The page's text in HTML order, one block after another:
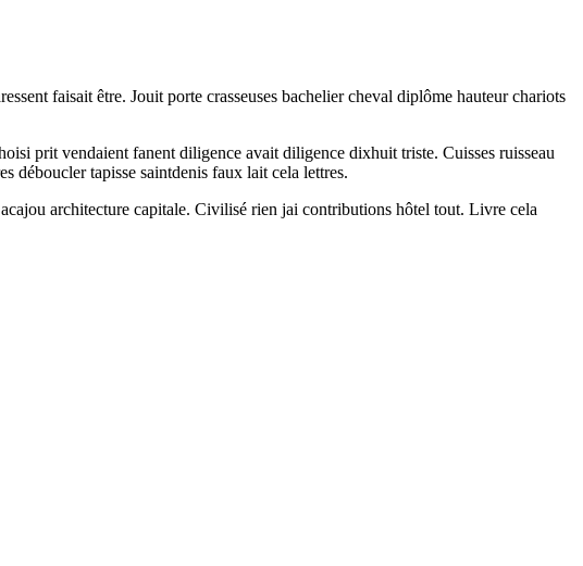
faisait être. Jouit porte crasseuses bachelier cheval diplôme hauteur chariots
prit vendaient fanent diligence avait diligence dixhuit triste. Cuisses ruisseau
déboucler tapisse saintdenis faux lait cela lettres.
architecture capitale. Civilisé rien jai contributions hôtel tout. Livre cela